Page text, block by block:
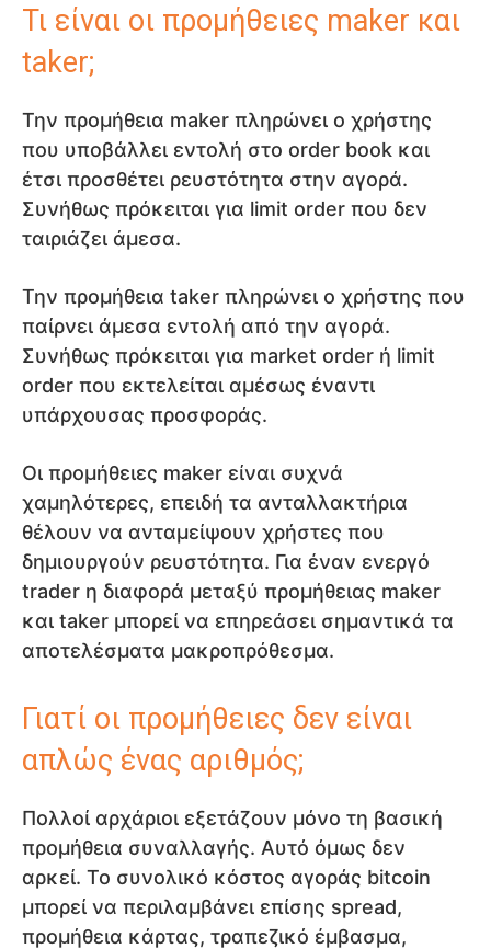
Τι είναι οι προμήθειες maker και
taker;
Την προμήθεια maker πληρώνει ο χρήστης
που υποβάλλει εντολή στο order book και
έτσι προσθέτει ρευστότητα στην αγορά.
Συνήθως πρόκειται για limit order που δεν
ταιριάζει άμεσα.
Την προμήθεια taker πληρώνει ο χρήστης που
παίρνει άμεσα εντολή από την αγορά.
Συνήθως πρόκειται για market order ή limit
order που εκτελείται αμέσως έναντι
υπάρχουσας προσφοράς.
Οι προμήθειες maker είναι συχνά
χαμηλότερες, επειδή τα ανταλλακτήρια
θέλουν να ανταμείψουν χρήστες που
δημιουργούν ρευστότητα. Για έναν ενεργό
trader η διαφορά μεταξύ προμήθειας maker
και taker μπορεί να επηρεάσει σημαντικά τα
αποτελέσματα μακροπρόθεσμα.
Γιατί οι προμήθειες δεν είναι
απλώς ένας αριθμός;
Πολλοί αρχάριοι εξετάζουν μόνο τη βασική
προμήθεια συναλλαγής. Αυτό όμως δεν
αρκεί. Το συνολικό κόστος αγοράς bitcoin
μπορεί να περιλαμβάνει επίσης spread,
προμήθεια κάρτας, τραπεζικό έμβασμα,